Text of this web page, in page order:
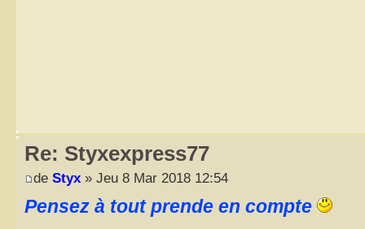
Re: Styxexpress77
de Styx » Jeu 8 Mar 2018 12:54
Pensez à tout prende en compte